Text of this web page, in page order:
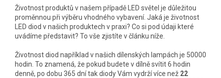
Životnost produktů v našem případě LED světel je důležitou
proměnnou při výběru vhodného vybavení. Jaká je životnost
LED diod v našich produktech v praxi? Co si pod údaji které
uvádíme představit? To vše zjistíte v článku níže.
Životnost diod například v našich dílenských lampách je 50000
hodin. To znamená, že pokud budete v dílně svítit 6 hodin
denně, po dobu 365 dní tak diody Vám vydrží více než 22